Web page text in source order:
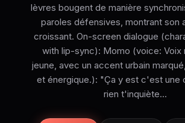
lèvres bougent de manière
paroles défensives, montrant son
croissant. On-screen dialogue
with lip-sync): Momo (voice: Voix
jeune, avec un accent urbain
et énergique.): "Ça y est c'est une
rien t'inquiète...